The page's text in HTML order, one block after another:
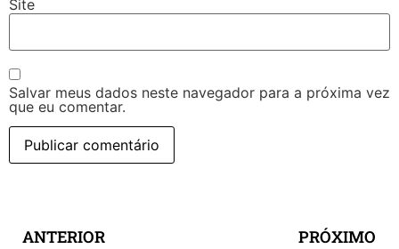
Site
Salvar meus dados neste navegador para a próxima vez
que eu comentar.
ANTERIOR PRÓXIMO